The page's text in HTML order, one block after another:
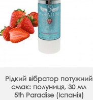
Рідкий вібратор потужний
смак: полуниця, 30 мл
5th Paradise (Іспанія)